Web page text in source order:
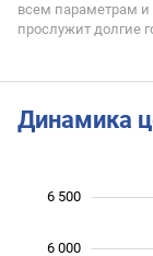
всем параметрам и
прослужит долгие
Динамика
6 000
6 500